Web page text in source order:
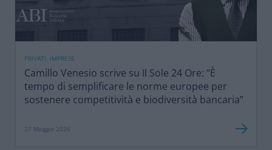
PRIVATI, IMPRESE
Camillo Venesio scrive su Il Sole 24 Ore: “È
tempo di semplificare le norme europee per
sostenere competitività e biodiversità bancaria”
27 Maggio 2026